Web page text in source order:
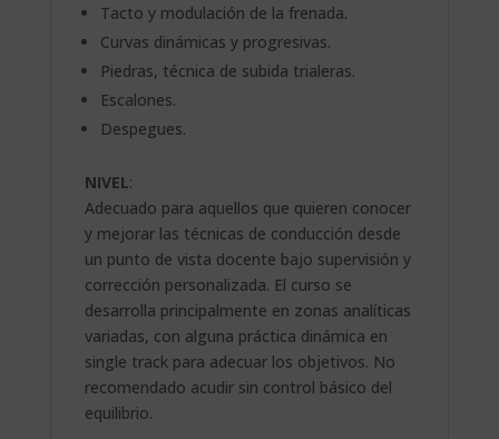
Tacto y modulación de la frenada.
Curvas dinámicas y progresivas.
Piedras, técnica de subida trialeras.
Escalones.
Despegues.
NIVEL:
Adecuado para aquellos que quieren conocer
y mejorar las técnicas de conducción desde
un punto de vista docente bajo supervisión y
corrección personalizada. El curso se
desarrolla principalmente en zonas analíticas
variadas, con alguna práctica dinámica en
single track para adecuar los objetivos. No
recomendado acudir sin control básico del
equilibrio.